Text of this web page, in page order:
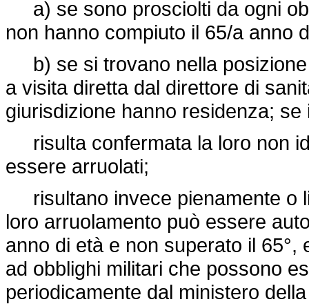
a) se sono prosciolti da ogni
non hanno compiuto il 65/a anno
b) se si trovano nella posizione
a visita diretta dal direttore di
giurisdizione hanno residenza; se
risulta confermata la loro non
essere arruolati;
risultano invece pienamente o
loro arruolamento può essere
anno di età e non superato il
ad obblighi militari che possono
periodicamente dal ministero